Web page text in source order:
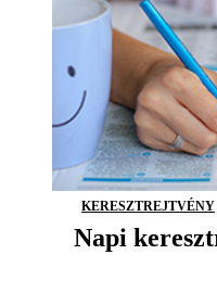
KERESZTREJTVÉNY
Napi